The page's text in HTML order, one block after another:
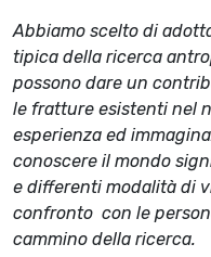
Abbiamo scelto di
tipica della ricerca
possono dare un
le fratture esistenti nel
esperienza ed
conoscere il mondo
e differenti modalità di
confronto con le
cammino della ricerca.